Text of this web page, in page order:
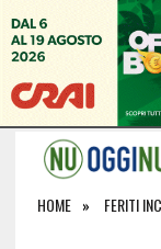
HOME FERITI